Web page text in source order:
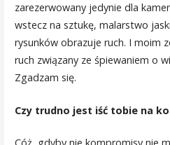
zarezerwowany jedynie dla
wstecz na sztukę, malarstwo
rysunków obrazuje ruch. I moim
ruch związany ze śpiewaniem o
Zgadzam się.
Czy trudno jest iść tobie na